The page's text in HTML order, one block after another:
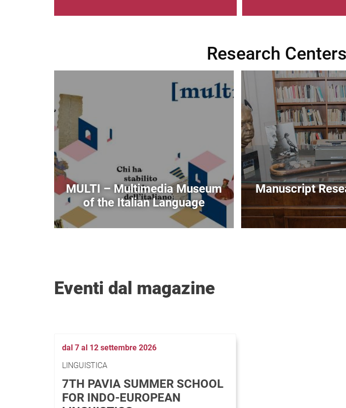
Research
MULTI – Multimedia Museum
of the Italian Language
Image
Manuscript
Eventi dal magazine
dal 7 al 12 settembre 2026
LINGUISTICA
7TH PAVIA SUMMER SCHOOL
FOR INDO-EUROPEAN